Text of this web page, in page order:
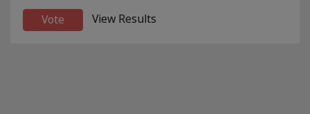
View Results